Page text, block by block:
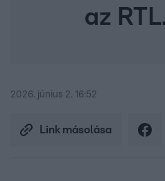
az
2026. június 2. 16:52
Link másolása